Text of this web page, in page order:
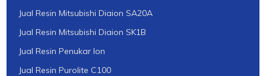
Jual Resin Mitsubishi Diaion SA20A
Jual Resin Mitsubishi Diaion SK1B
Jual Resin Penukar Ion
Jual Resin Purolite C100